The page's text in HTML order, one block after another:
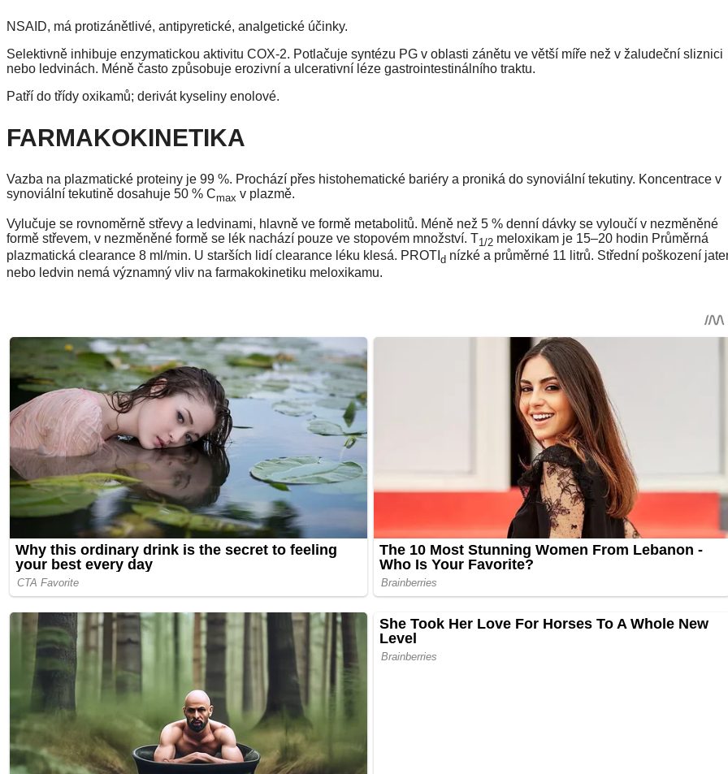
NSAID, má protizánětlivé, antipyretické, analgetické účinky.
Selektivně inhibuje enzymatickou aktivitu COX-2. Potlačuje syntézu PG v oblasti zánětu ve větší míře než v žaludeční sliznici
nebo ledvinách. Méně často způsobuje erozivní a ulcerativní léze gastrointestinálního traktu.
Patří do třídy oxikamů; derivát kyseliny enolové.
FARMAKOKINETIKA
Vazba na plazmatické proteiny je 99 %. Prochází přes histohematické bariéry a proniká do synoviální tekutiny. Koncentrace v
synoviální tekutině dosahuje 50 % Cmax v plazmě.
Vylučuje se rovnoměrně střevy a ledvinami, hlavně ve formě metabolitů. Méně než 5 % denní dávky se vyloučí v nezměněné
formě střevem, v nezměněné formě se lék nachází pouze ve stopovém množství. T1/2 meloxikam je 15–20 hodin Průměrná
plazmatická clearance 8 ml/min. U starších lidí clearance léku klesá. PROTI d nízké a průměrné 11 litrů. Střední poškození
nebo ledvin nemá významný vliv na farmakokinetiku meloxikamu.